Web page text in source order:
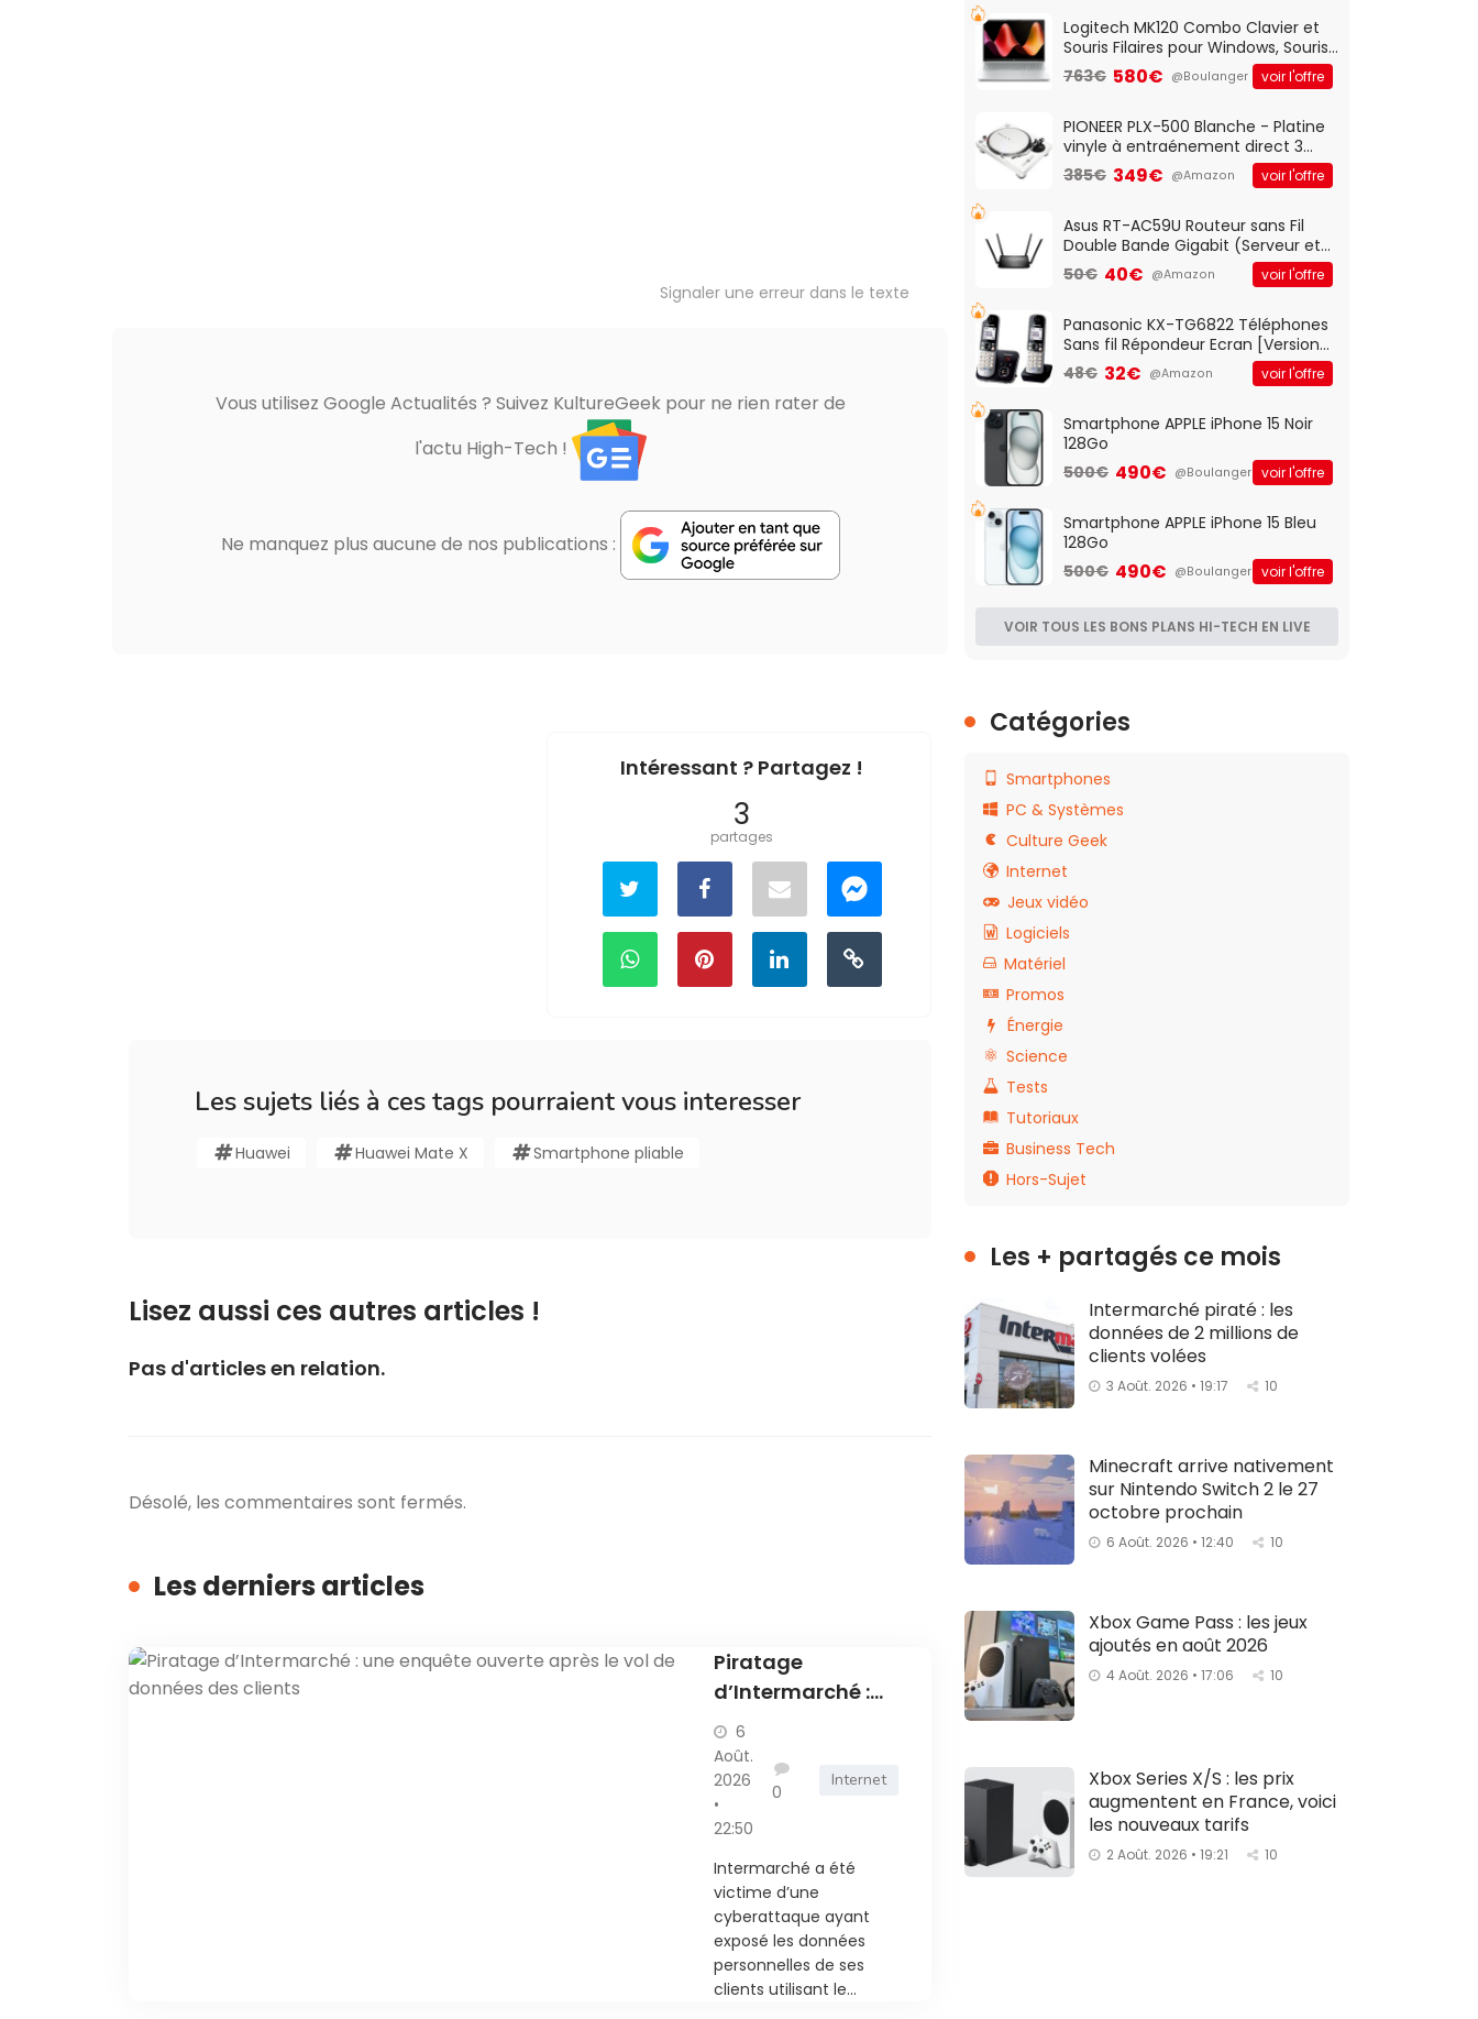
Signaler une erreur dans le texte
Vous utilisez Google Actualités ? Suivez KultureGeek pour ne rien rater de
l'actu High-Tech !
Ne manquez plus aucune de nos publications :
Intéressant ? Partagez !
3
partages
Les sujets liés à ces tags pourraient vous interesser
Huawei Huawei Mate X Smartphone pliable
Lisez aussi ces autres articles !
Pas d'articles en relation.
Désolé, les commentaires sont fermés.
Les derniers articles
Piratage
d’Intermarché :
une enquête
ouverte après le
vol de données
des clients
6
Août.
2026
•
22:50
0
Internet
Intermarché a été
victime d’une
cyberattaque ayant
exposé les données
personnelles de ses
clients utilisant le...
QWERTY UK - Noir
Logitech MK120 Combo Clavier et
Souris Filaires pour Windows, Souris
Optique Filaire, Connexion USB Plug
And Play, Confortable, Taille
QWERTY UK - Noir
763€ 580€ @Boulanger voir l'offre
PIONEER PLX-500 Blanche - Platine
vinyle à entraénement direct 3
vitesses (33-45-78 trs/min) avec
pre-ampli intégré et port USB
385€ 349€ @Amazon voir l'offre
Asus RT-AC59U Routeur sans Fil
Double Bande Gigabit (Serveur et
Client VPN, Triple Vlan, Mode Point
d'accès et Bridge, contrôle
50€ 40€ @Amazon voir l'offre
Panasonic KX-TG6822 Téléphones
Sans fil Répondeur Ecran [Version
Française]
48€ 32€ @Amazon voir l'offre
Smartphone APPLE iPhone 15 Noir
128Go
500€ 490€ @Boulanger voir l'offre
Smartphone APPLE iPhone 15 Bleu
128Go
500€ 490€ @Boulanger voir l'offre
VOIR TOUS LES BONS PLANS HI-TECH EN LIVE
Catégories
Smartphones
PC & Systèmes
Culture Geek
Internet
Jeux vidéo
Logiciels
Matériel
Promos
Énergie
Science
Tests
Tutoriaux
Business Tech
Hors-Sujet
Les + partagés ce mois
Intermarché piraté : les
données de 2 millions de
clients volées
3 Août. 2026 • 19:17 10
Minecraft arrive nativement
sur Nintendo Switch 2 le 27
octobre prochain
6 Août. 2026 • 12:40 10
Xbox Game Pass : les jeux
ajoutés en août 2026
4 Août. 2026 • 17:06 10
Xbox Series X/S : les prix
augmentent en France, voici
les nouveaux tarifs
2 Août. 2026 • 19:21 10